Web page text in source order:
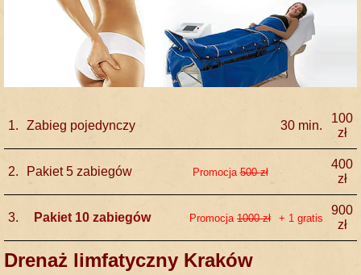
1. Zabieg pojedynczy 30 min.
100
zł
2. Pakiet 5 zabiegów Promocja500 zł
400
zł
3. Pakiet 10 zabiegów Promocja 1000 zł + 1 gratis
900
zł
Drenaż limfatyczny Kraków